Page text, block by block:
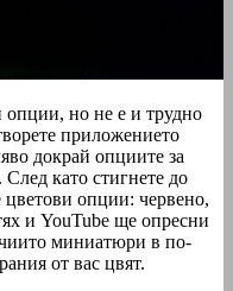
опции, но не е и трудно
приложението
докрай опциите за
След като стигнете до
цветови опции: червено,
и YouTube ще опресни
миниатюри в по-
от вас цвят.